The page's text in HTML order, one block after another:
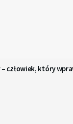
człowiek, który